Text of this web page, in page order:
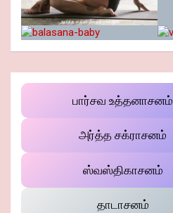
பார்சவ உத்தனாசனம்
அர்த்த சக்ராசனம்
ஸ்வஸ்திகாசனம்
தாடாசனம்